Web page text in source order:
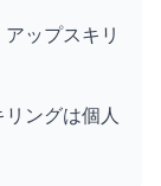
ップスキリ
ングは個人